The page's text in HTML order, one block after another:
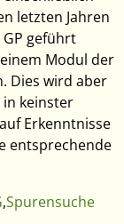
letzten Jahren
geführt
Modul der
Dies wird aber
keinster
Erkenntnisse
entsprechende
,Spurensuche